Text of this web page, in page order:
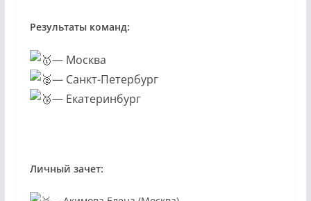
Результаты команд:
— Москва
— Санкт-Петербург
— Екатеринбург
Личный зачет: